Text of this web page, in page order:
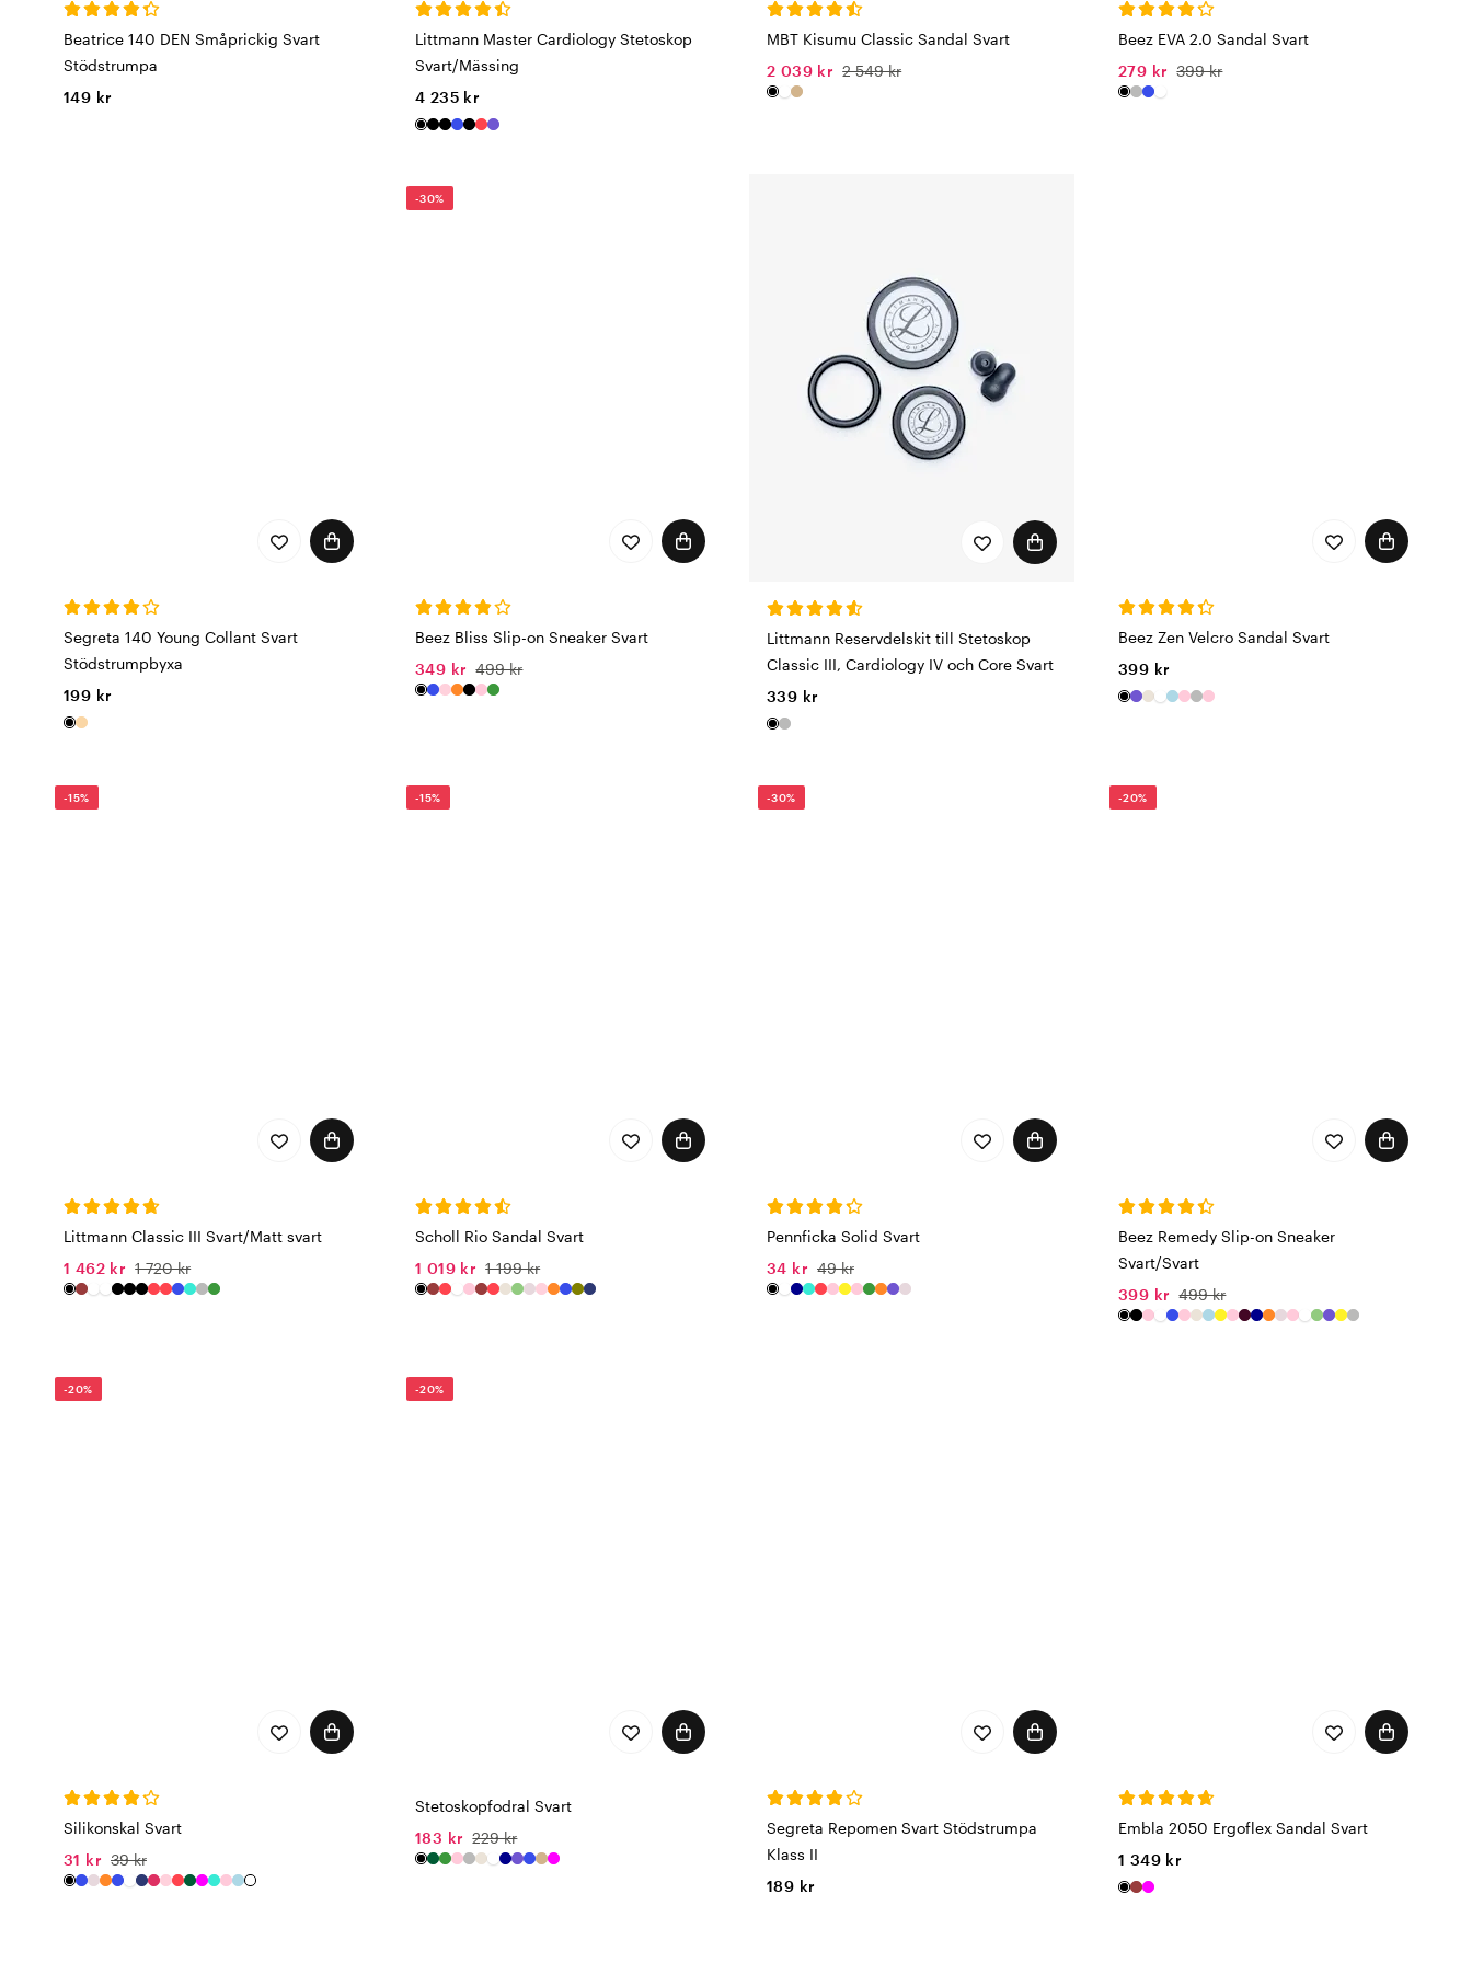
Beatrice 140 DEN Småprickig Svart
Stödstrumpa
149 kr
Littmann Master Cardiology Stetoskop
Svart/Mässing
4 235 kr
MBT Kisumu Classic Sandal Svart
2 039 kr 2 549 kr
Beez EVA 2.0 Sandal Svart
279 kr 399 kr
Segreta 140 Young Collant Svart
Stödstrumpbyxa
199 kr
-30%
Beez Bliss Slip-on Sneaker Svart
349 kr 499 kr
Littmann Reservdelskit till Stetoskop
Classic III, Cardiology IV och Core Svart
339 kr
Beez Zen Velcro Sandal Svart
399 kr
-15%
Littmann Classic III Svart/Matt svart
1 462 kr 1 720 kr
-15%
Scholl Rio Sandal Svart
1 019 kr 1 199 kr
-30%
Pennficka Solid Svart
34 kr 49 kr
-20%
Beez Remedy Slip-on Sneaker
Svart/Svart
399 kr 499 kr
-20%
Silikonskal Svart
31 kr 39 kr
-20%
Stetoskopfodral Svart
183 kr 229 kr
Segreta Repomen Svart Stödstrumpa
Klass II
189 kr
Embla 2050 Ergoflex Sandal Svart
1 349 kr